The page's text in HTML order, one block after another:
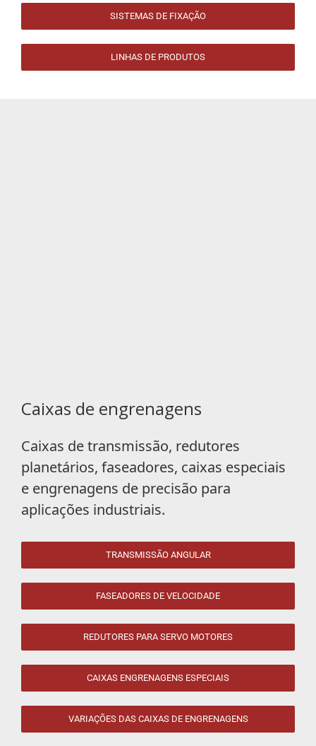
SISTEMAS DE FIXAÇÃO
LINHAS DE PRODUTOS
Caixas de engrenagens
Caixas de transmissão, redutores
planetários, faseadores, caixas especiais
e engrenagens de precisão para
aplicações industriais.
TRANSMISSÃO ANGULAR
FASEADORES DE VELOCIDADE
REDUTORES PARA SERVO MOTORES
CAIXAS ENGRENAGENS ESPECIAIS
VARIAÇÕES DAS CAIXAS DE ENGRENAGENS